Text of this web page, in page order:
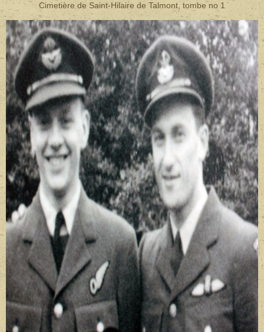
Cimetière de Saint-Hilaire de Talmont, tombe no 1